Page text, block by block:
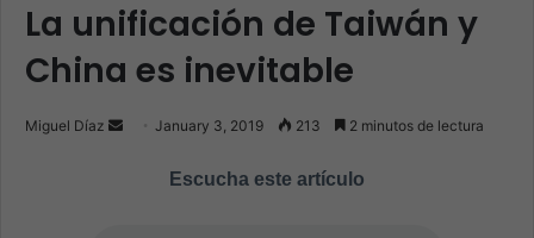
La unificación de Taiwán y
China es inevitable
Miguel Díaz January 3, 2019 213 2 minutos de lectura
Escucha este artículo